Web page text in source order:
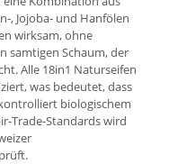
, Jojoba- und Hanfölen
wirksam, ohne
samtigen Schaum, der
Alle 18in1 Naturseifen
was bedeutet, dass
biologischem
Trade-Standards wird